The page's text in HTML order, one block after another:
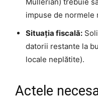
impuse de normele
Situația fiscală:
datorii restante la
locale neplătite).
Actele